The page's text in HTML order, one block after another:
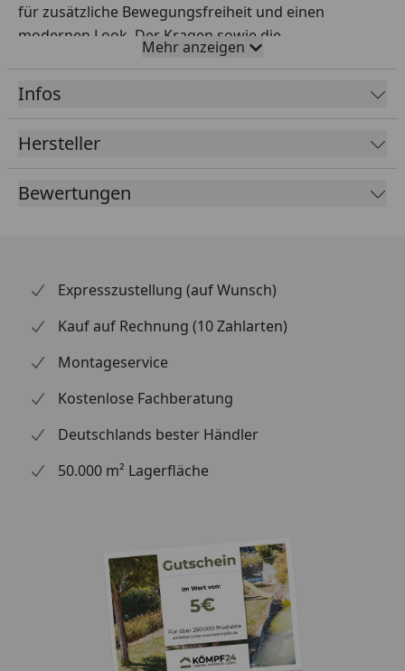
für zusätzliche Bewegungsfreiheit und einen
modernen Look. Der Kragen sowie die
Ärmelbündchen sind aus Rippstrick gefertigt, was
dem Shirt eine klassische Note verleiht. Ein
orangefarbenes Kontrastband am Halsausschnitt
Besonders hervorzuheben ist das Oeko-tex-Zertifikat,
schädlichen Substanzen ist. Obwohl es bei der
des Shirts besteht zu 100 % aus Baumwolle mit einem
Gewicht von 200 g/m², was es besonders angenehm
Material:
100 % Baumwolle, 200 g/m²
Mehr anzeigen
Infos
Hersteller
Bewertungen
Expresszustellung (auf Wunsch)
Kauf auf Rechnung (10 Zahlarten)
Montageservice
Kostenlose Fachberatung
Deutschlands bester Händler
50.000 m² Lagerfläche